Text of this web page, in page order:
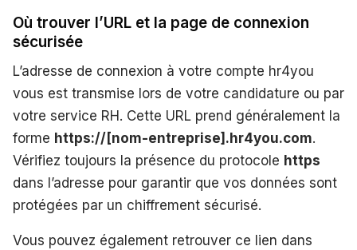
Où trouver l’URL et la page de connexion
sécurisée
L’adresse de connexion à votre compte hr4you
vous est transmise lors de votre candidature ou par
votre service RH. Cette URL prend généralement la
forme https://[nom-entreprise].hr4you.com.
Vérifiez toujours la présence du protocole https
dans l’adresse pour garantir que vos données sont
protégées par un chiffrement sécurisé.
Vous pouvez également retrouver ce lien dans